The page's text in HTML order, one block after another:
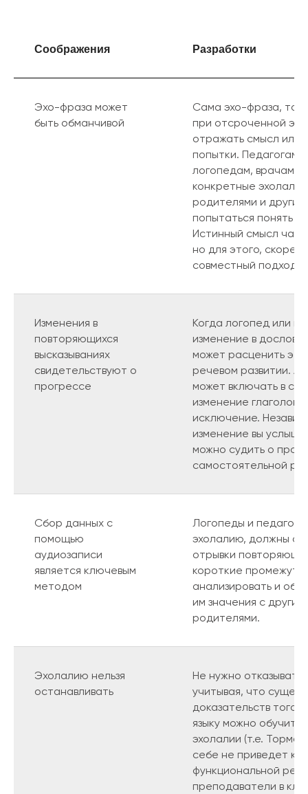
Соображения Разработки
Эхо-фраза может
быть обманчивой
Сама эхо-фраза, то
при отсроченной
отражать смысл или
попытки. Педагогам,
логопедам, врачам
конкретные
родителями и
попытаться понять
Истинный смысл
но для этого, скорее
совместный подход и
Изменения в
повторяющихся
высказываниях
свидетельствуют о
прогрессе
Когда логопед или
изменение в
может расценить это
речевом развитии.
может включать в
изменение глаголов,
исключение.
изменение вы
можно судить о
самостоятельной
Сбор данных с
помощью
аудиозаписи
является ключевым
методом
Логопеды и
эхолалию, должны
отрывки
короткие
анализировать и
им значения с
родителями.
Эхолалию нельзя
останавливать
Не нужно
учитывая, что
доказательств того,
языку можно
эхолалии (т.е.
себе не приведет к
функциональной
преподаватели в